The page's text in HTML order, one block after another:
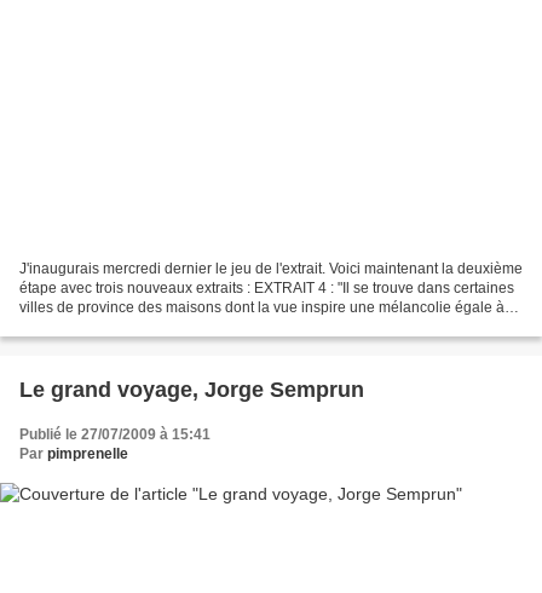
J'inaugurais mercredi dernier le jeu de l'extrait. Voici maintenant la deuxième
étape avec trois nouveaux extraits : EXTRAIT 4 : "Il se trouve dans certaines
villes de province des maisons dont la vue inspire une mélancolie égale à
Le grand voyage, Jorge Semprun
Publié le 27/07/2009 à 15:41
Par pimprenelle